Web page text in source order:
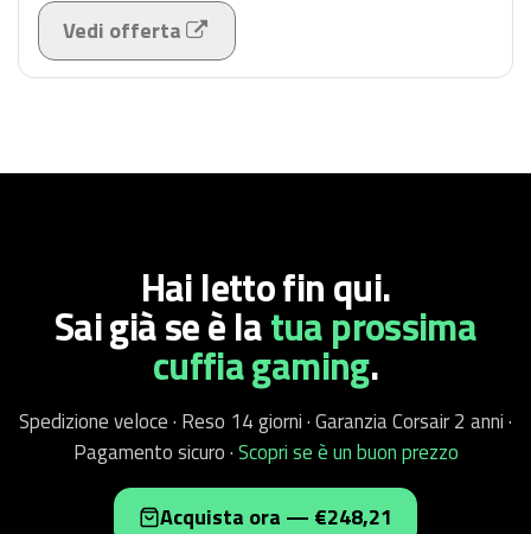
Vedi offerta
Hai letto fin qui.
Sai già se èlatua prossima
cuffia gaming.
Spedizione veloce · Reso 14 giorni · Garanzia Corsair 2 anni ·
Pagamento sicuro ·Scopri se è un buon prezzo
Acquista ora — €248,21